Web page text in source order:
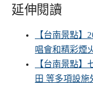
延伸閱讀
【台南景點】
唱會和精彩煙
【台南景點
田 等多項設